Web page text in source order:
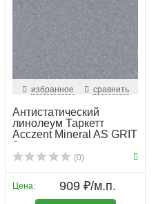
избранное сравнить
Антистатический
линолеум Таркетт
Acczent Mineral AS GRIT
3
(0)
Цена: 909 ₽/м.п.